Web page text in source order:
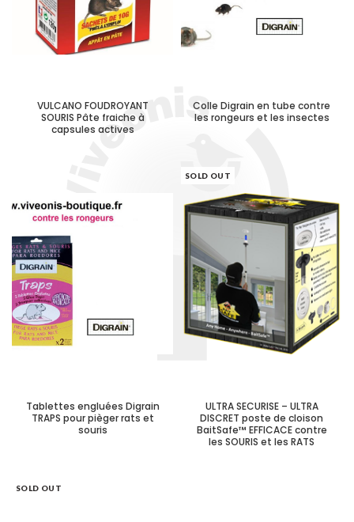
VULCANO FOUDROYANT
SOURIS Pâte fraiche à
capsules actives
Colle Digrain en tube contre
les rongeurs et les insectes
Tablettes engluées Digrain
TRAPS pour pièger rats et
souris
SOLD OUT
ULTRA SECURISE – ULTRA
DISCRET poste de cloison
BaitSafe™ EFFICACE contre
les SOURIS et les RATS
SOLD OUT